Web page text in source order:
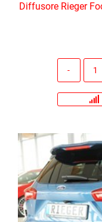
Diffusore Rieger